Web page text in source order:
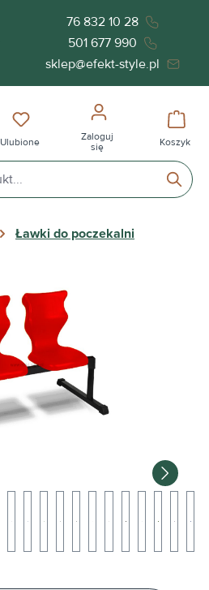
76 832 10 28
501 677 990
sklep@efekt-style.pl
Masz 0 przedmioty na liście
Ulubione
Zaloguj
się
Koszyk
Ławki do poczekalni